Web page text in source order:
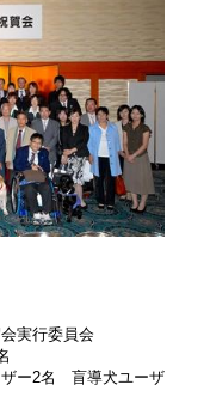
実行委員会
2名 盲導犬ユーザ